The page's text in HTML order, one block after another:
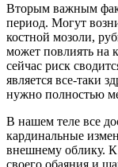
Вторым важным
период. Могут
костной мозоли,
может повлиять на
сейчас риск
является все-таки
нужно полностью
В нашем теле все
кардинальные
внешнему облику. К
своего обаяния и